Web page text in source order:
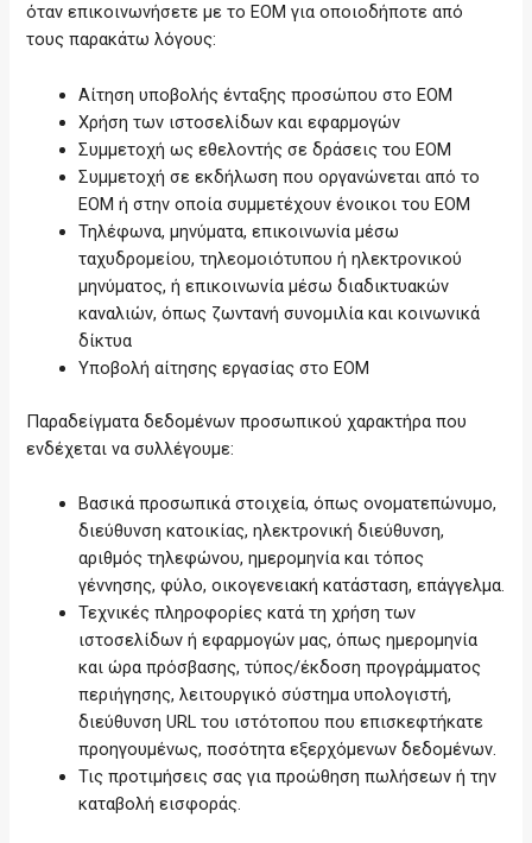
όταν επικοινωνήσετε με το ΕΟΜ για οποιοδήποτε από
τους παρακάτω λόγους:
Αίτηση υποβολής ένταξης προσώπου στο ΕΟΜ
Χρήση των ιστοσελίδων και εφαρμογών
Συμμετοχή ως εθελοντής σε δράσεις του ΕΟΜ
Συμμετοχή σε εκδήλωση που οργανώνεται από το
ΕΟΜ ή στην οποία συμμετέχουν ένοικοι του ΕΟΜ
Τηλέφωνα, μηνύματα, επικοινωνία μέσω
ταχυδρομείου, τηλεομοιότυπου ή ηλεκτρονικού
μηνύματος, ή επικοινωνία μέσω διαδικτυακών
καναλιών, όπως ζωντανή συνομιλία και κοινωνικά
δίκτυα
Υποβολή αίτησης εργασίας στο ΕΟΜ
Παραδείγματα δεδομένων προσωπικού χαρακτήρα που
ενδέχεται να συλλέγουμε:
Βασικά προσωπικά στοιχεία, όπως ονοματεπώνυμο,
διεύθυνση κατοικίας, ηλεκτρονική διεύθυνση,
αριθμός τηλεφώνου, ημερομηνία και τόπος
γέννησης, φύλο, οικογενειακή κατάσταση, επάγγελμα.
Τεχνικές πληροφορίες κατά τη χρήση των
ιστοσελίδων ή εφαρμογών μας, όπως ημερομηνία
και ώρα πρόσβασης, τύπος/έκδοση προγράμματος
περιήγησης, λειτουργικό σύστημα υπολογιστή,
διεύθυνση URL του ιστότοπου που επισκεφτήκατε
προηγουμένως, ποσότητα εξερχόμενων δεδομένων.
Τις προτιμήσεις σας για προώθηση πωλήσεων ή την
καταβολή εισφοράς.